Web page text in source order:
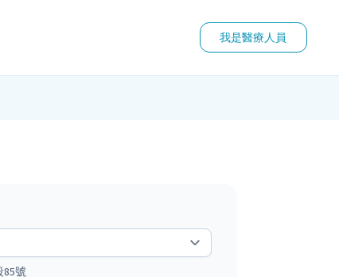
我是醫療人員
85號